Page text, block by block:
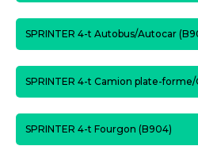
SPRINTER 4-t Autobus/Autocar
SPRINTER 4-t Camion plate-forme/
SPRINTER 4-t Fourgon (B904)